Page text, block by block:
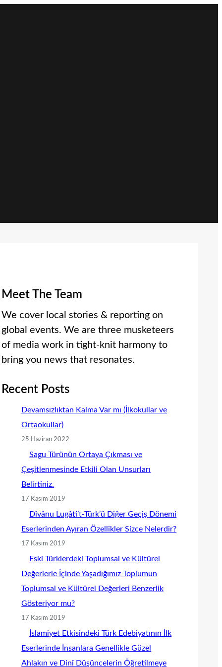
Meet The Team
We cover local stories & reporting on
global events. We are three musketeers
of media work in tight-knit harmony to
bring you news that resonates.
Recent Posts
Devamsızlıktan Kalma Var mı (İlkokullar ve
Ortaokullar)
25 Haziran 2022
Sagu Türünün Ortaya Çıkması ve
Çeşitlenmesinde Etkili Olan Unsurları
Belirtiniz.
17 Kasım 2019
Dîvânu Lugâti’t-Türk’ü Diğer Geçiş Dönemi
Eserlerinden Ayıran Özellikler Sizce Nelerdir?
17 Kasım 2019
Eski Türklerdeki Toplumsal ve Kültürel
Değerlerle İçinde Yaşadığımız Toplumun
Toplumsal ve Kültürel Değerleri Benzerlik
Gösteriyor mu?
17 Kasım 2019
İslamiyet Etkisindeki Türk Edebiyatının İlk
Eserlerinde İnsanlara Genellikle Güzel
Ahlakın ve Dinî Düşüncelerin Öğretilmeye